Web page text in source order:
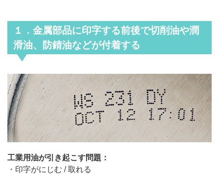
１．金属部品に印字する前後で切削油や潤
滑油、防錆油などが付着する
工業用油が引き起こす問題：
・印字がにじむ / 取れる